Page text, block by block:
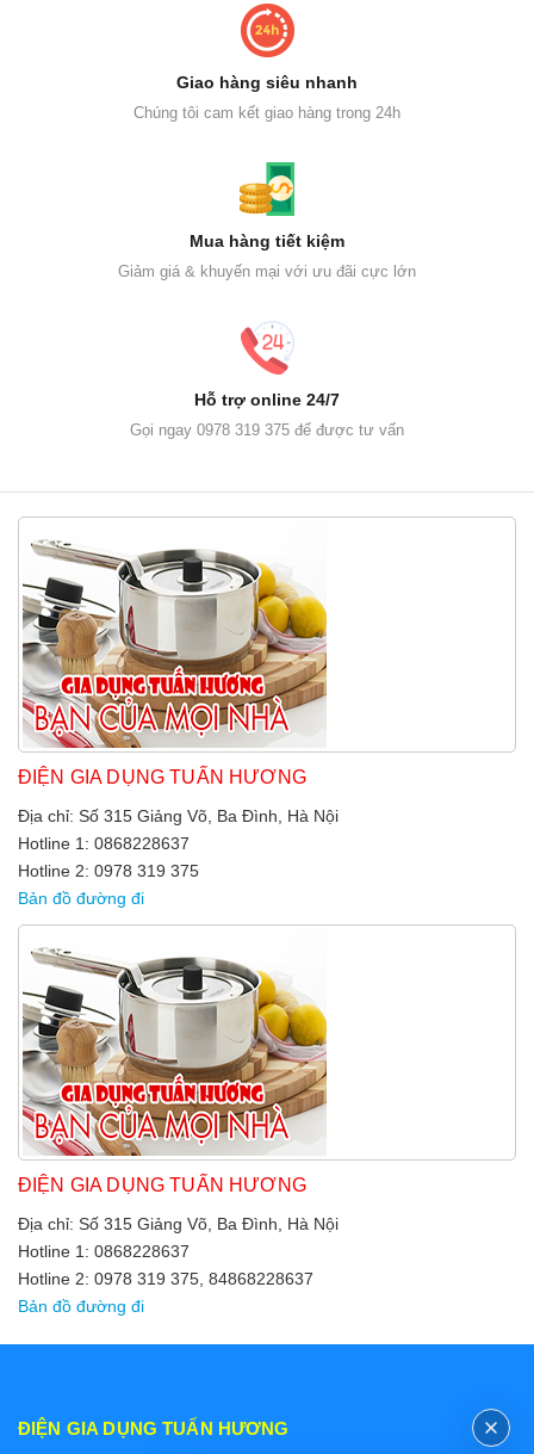
Giao hàng siêu nhanh
Chúng tôi cam kết giao hàng trong 24h
Mua hàng tiết kiệm
Giảm giá & khuyến mại với ưu đãi cực lớn
Hỗ trợ online 24/7
Gọi ngay 0978 319 375 để được tư vấn
ĐIỆN GIA DỤNG TUẤN HƯƠNG
Địa chỉ: Số 315 Giảng Võ, Ba Đình, Hà Nội
Hotline 1: 0868228637
Hotline 2: 0978 319 375
Bản đồ đường đi
ĐIỆN GIA DỤNG TUẤN HƯƠNG
Địa chỉ: Số 315 Giảng Võ, Ba Đình, Hà Nội
Hotline 1: 0868228637
Hotline 2: 0978 319 375, 84868228637
Bản đồ đường đi
ĐIỆN GIA DỤNG TUẤN HƯƠNG